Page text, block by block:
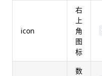
icon
右
上
角
图
标
数